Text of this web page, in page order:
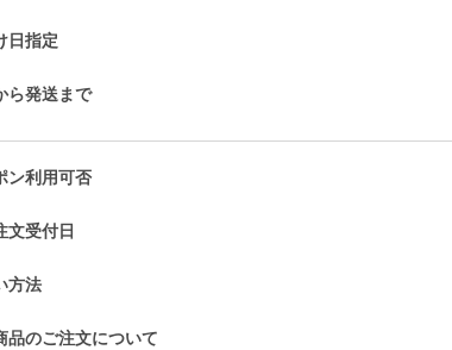
日指定
ら発送まで
ン利用可否
文受付日
方法
品のご注文について